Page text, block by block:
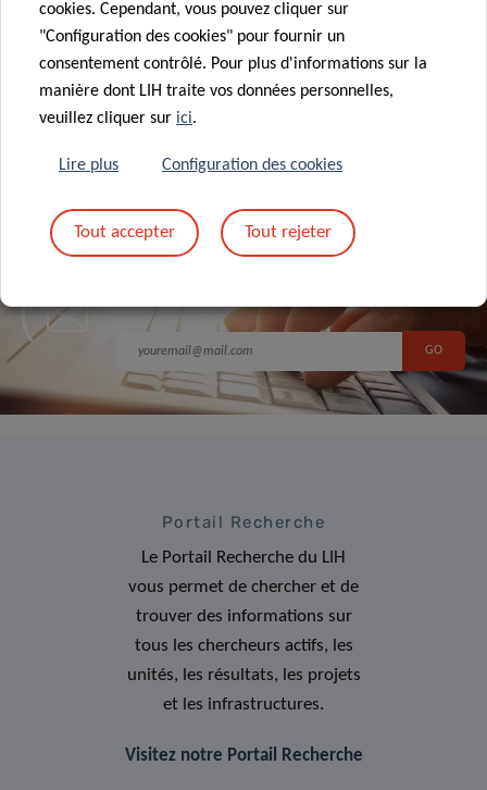
TOUTES LES ACTUALITÉS
Inscrivez-vous à la
Portail Recherche
Le Portail Recherche du LIH
vous permet de chercher et de
trouver des informations sur
tous les chercheurs actifs, les
unités, les résultats, les projets
et les infrastructures.
Visitez notre Portail Recherche
cookies. Cependant, vous pouvez cliquer sur
"Configuration des cookies" pour fournir un
consentement contrôlé. Pour plus d'informations sur la
manière dont LIH traite vos données personnelles,
veuillez cliquer sur ici.
Lire plus Configuration des cookies
Tout accepter Tout rejeter